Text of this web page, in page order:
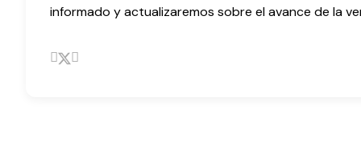
informado y actualizaremos sobre el avance de la